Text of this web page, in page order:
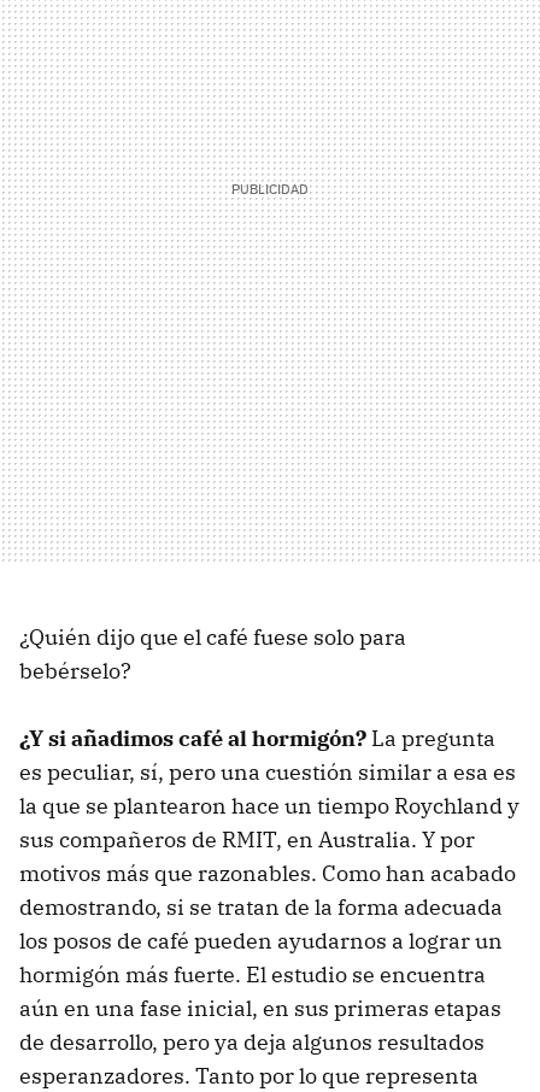
¿Quién dijo que el café fuese solo para
bebérselo?
¿Y si añadimos café al hormigón? La pregunta
es peculiar, sí, pero una cuestión similar a esa es
la que se plantearon hace un tiempo Roychland y
sus compañeros de RMIT, en Australia. Y por
motivos más que razonables. Como han acabado
demostrando, si se tratan de la forma adecuada
los posos de café pueden ayudarnos a lograr un
hormigón más fuerte. El estudio se encuentra
aún en una fase inicial, en sus primeras etapas
de desarrollo, pero ya deja algunos resultados
esperanzadores. Tanto por lo que representa